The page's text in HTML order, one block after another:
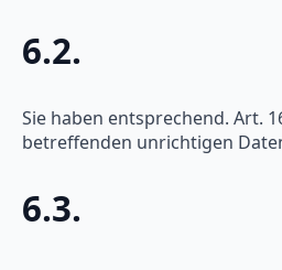
6.2.
Sie haben entsprechend. Art.
betreffenden unrichtigen
6.3.